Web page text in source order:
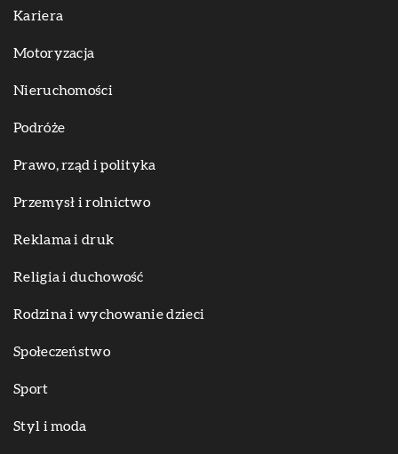
Kariera
Motoryzacja
Nieruchomości
Podróże
Prawo, rząd i polityka
Przemysł i rolnictwo
Reklama i druk
Religia i duchowość
Rodzina i wychowanie dzieci
Społeczeństwo
Sport
Styl i moda